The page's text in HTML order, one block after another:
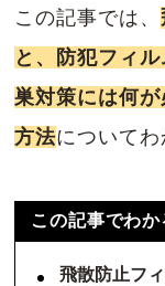
この記事では、
と、防犯フィ
巣対策には何
方法についてわ
この記事でわか
飛散防止フ